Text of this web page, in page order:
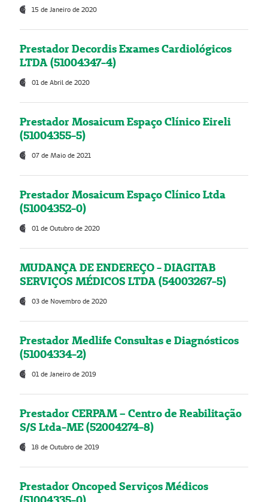
15 de Janeiro de 2020
Prestador Decordis Exames Cardiológicos
LTDA (51004347-4)
01 de Abril de 2020
Prestador Mosaicum Espaço Clínico Eireli
(51004355-5)
07 de Maio de 2021
Prestador Mosaicum Espaço Clínico Ltda
(51004352-0)
01 de Outubro de 2020
MUDANÇA DE ENDEREÇO - DIAGITAB
SERVIÇOS MÉDICOS LTDA (54003267-5)
03 de Novembro de 2020
Prestador Medlife Consultas e Diagnósticos
(51004334-2)
01 de Janeiro de 2019
Prestador CERPAM – Centro de Reabilitação
S/S Ltda-ME (52004274-8)
18 de Outubro de 2019
Prestador Oncoped Serviços Médicos